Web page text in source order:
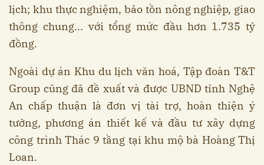
lịch; khu thực nghiệm, bảo tồn nông nghiệp, giao
thông chung... với tổng mức đầu hơn 1.735 tỷ
đồng.
Ngoài dự án Khu du lịch văn hoá, Tập đoàn T&T
Group cũng đã đề xuất và được UBND tỉnh Nghệ
An chấp thuận là đơn vị tài trợ, hoàn thiện ý
tưởng, phương án thiết kế và đầu tư xây dựng
công trình Thác 9 tầng tại khu mộ bà Hoàng Thị
Loan.